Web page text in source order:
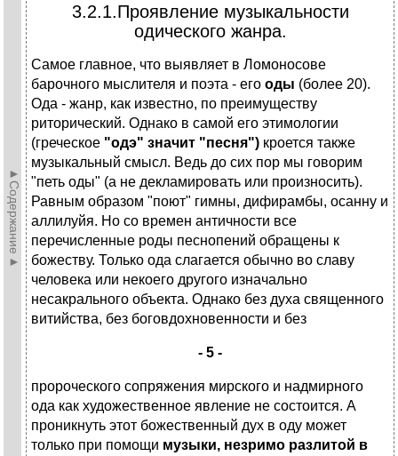
►Содержание►
3.2.1.Проявление музыкальности
одического жанра.
Самое главное, что выявляет в Ломоносове
барочного мыслителя и поэта - его оды (более 20).
Ода - жанр, как известно, по преимуществу
риторический. Однако в самой его этимологии
(греческое "одэ" значит "песня") кроется также
музыкальный смысл. Ведь до сих пор мы говорим
"петь оды" (а не декламировать или произносить).
Равным образом "поют" гимны, дифирамбы, осанну и
аллилуйя. Но со времен античности все
перечисленные роды песнопений обращены к
божеству. Только ода слагается обычно во славу
человека или некоего другого изначально
несакрального объекта. Однако без духа священного
витийства, без боговдохновенности и без
- 5 -
пророческого сопряжения мирского и надмирного
ода как художественное явление не состоится. А
проникнуть этот божественный дух в оду может
только при помощи музыки, незримо разлитой в